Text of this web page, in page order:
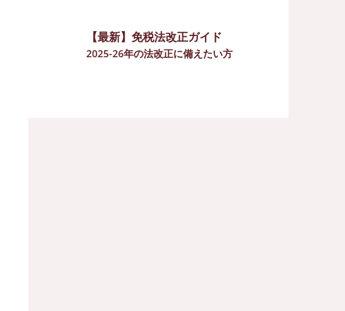
【最新】免税法改正ガイド
2025-26年の法改正に備えたい方